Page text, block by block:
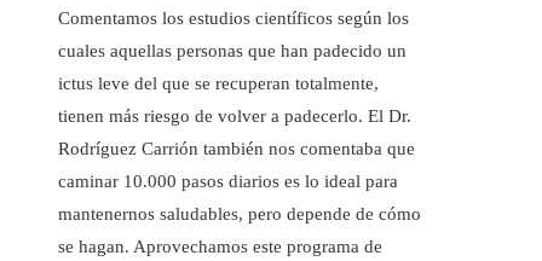
Comentamos los estudios científicos según los
cuales aquellas personas que han padecido un
ictus leve del que se recuperan totalmente,
tienen más riesgo de volver a padecerlo. El Dr.
Rodríguez Carrión también nos comentaba que
caminar 10.000 pasos diarios es lo ideal para
mantenernos saludables, pero depende de cómo
se hagan. Aprovechamos este programa de